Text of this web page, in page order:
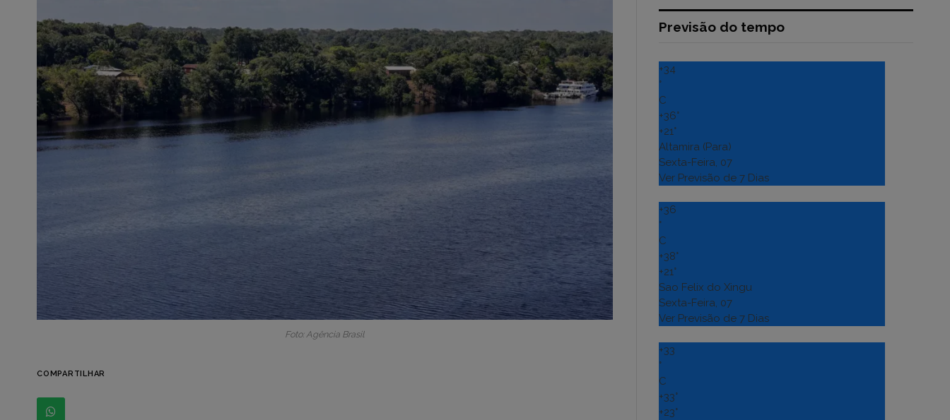
Foto: Agência Brasil
COMPARTILHAR
Previsão do tempo
+34
°
C
+36°
+21°
Altamira (Para)
Sexta-Feira, 07
Ver Previsão de 7 Dias
+36
°
C
+38°
+21°
Sao Felix do Xingu
Sexta-Feira, 07
Ver Previsão de 7 Dias
+33
°
C
+33°
+23°